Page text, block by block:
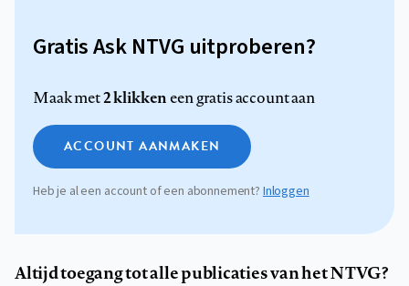
Gratis Ask NTVG uitproberen?
Maak met2 klikkeneen gratis account aan
ACCOUNT AANMAKEN
Heb je al een account of een abonnement?Inloggen
Altijd toegang tot alle publicaties van het NTVG?